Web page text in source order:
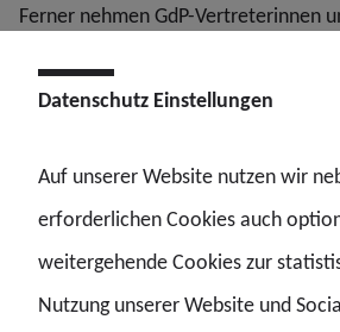
Ferner nehmen GdP-Vertreterinnen
stellvertretende GdP-
Sicherheitsbehörden“ auf der
Anbei einige Impressionen der
Datenschutz Einstellungen
Auf unserer Website nutzen wir
erforderlichen Cookies auch
weitergehende Cookies zur
Nutzung unserer Website und